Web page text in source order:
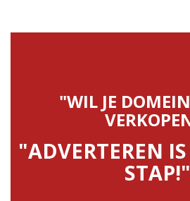
"WIL JE
"ADVERTEREN IS
STAP!"